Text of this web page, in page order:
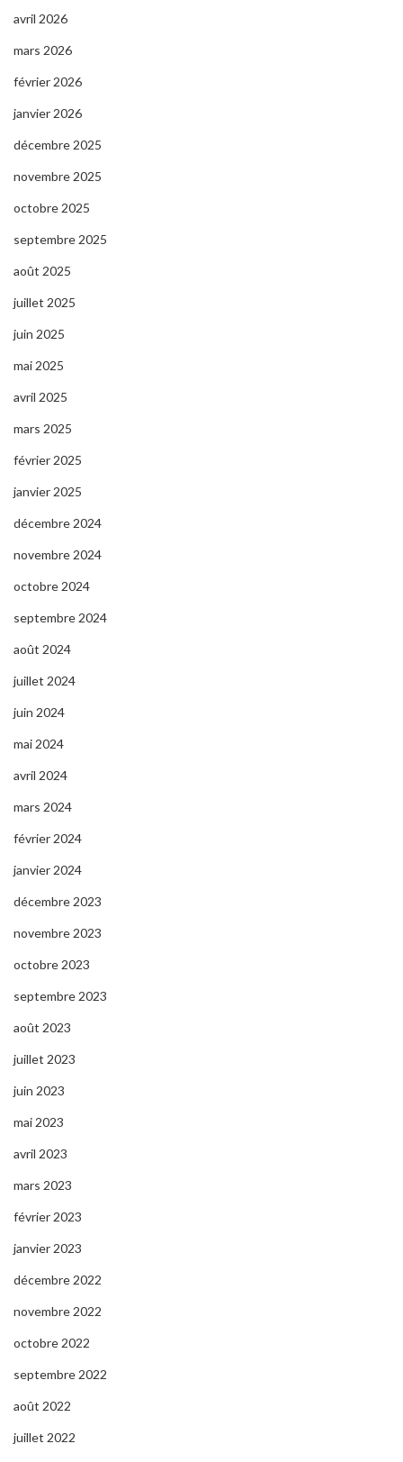
avril 2026
mars 2026
février 2026
janvier 2026
décembre 2025
novembre 2025
octobre 2025
septembre 2025
août 2025
juillet 2025
juin 2025
mai 2025
avril 2025
mars 2025
février 2025
janvier 2025
décembre 2024
novembre 2024
octobre 2024
septembre 2024
août 2024
juillet 2024
juin 2024
mai 2024
avril 2024
mars 2024
février 2024
janvier 2024
décembre 2023
novembre 2023
octobre 2023
septembre 2023
août 2023
juillet 2023
juin 2023
mai 2023
avril 2023
mars 2023
février 2023
janvier 2023
décembre 2022
novembre 2022
octobre 2022
septembre 2022
août 2022
juillet 2022